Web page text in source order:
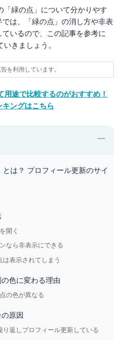
「緑の点」について分かりやす
では、「緑の点」の消し方や非表
いるので、この記事を参考に
いきましょう。
を利用しています。
途で比較するのがおすすめ！
ングはこちら
−
とは？ プロフィール更新のサイ
開く
なら非表示にできる
は表示されてしまう
色に変わる理由
の色が異なる
原因
り返しプロフィール更新している